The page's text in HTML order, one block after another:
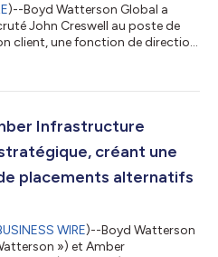
)--Boyd Watterson Global a
John Creswell au poste de
client, une fonction de direction
alternatifs de premier plan.
aux États-Unis, en
Infrastructure
créant une
placements alternatifs
WIRE)--Boyd Watterson
») et Amber